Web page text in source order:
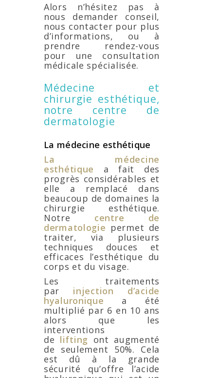
Alors n’hésitez pas à
nous demander conseil,
nous contacter pour plus
d’informations, ou à
prendre rendez-vous
pour une consultation
médicale spécialisée.
Médecine et
chirurgie esthétique,
notre centre de
dermatologie
La médecine esthétique
La médecine
esthétique a fait des
progrès considérables et
elle a remplacé dans
beaucoup de domaines la
chirurgie esthétique.
Notre centre de
dermatologie permet de
traiter, via plusieurs
techniques douces et
efficaces l’esthétique du
corps et du visage.
Les traitements
par injection d’acide
hyaluronique a été
multiplié par 6 en 10 ans
alors que les
interventions
de lifting ont augmenté
de seulement 50%. Cela
est dû à la grande
sécurité qu’offre l’acide